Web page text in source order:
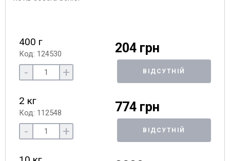
400 г
Код: 124530 204 грн
- + ВІДСУТНІЙ
2 кг
Код: 112548 774 грн
- + ВІДСУТНІЙ